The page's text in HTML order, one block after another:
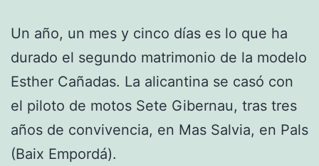
Un año, un mes y cinco días es lo que ha
durado el segundo matrimonio de la modelo
Esther Cañadas. La alicantina se casó con
el piloto de motos Sete Gibernau, tras tres
años de convivencia, en Mas Salvia, en Pals
(Baix Empordá).